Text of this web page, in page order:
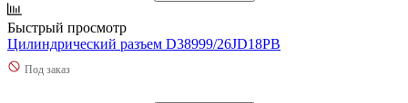
Быстрый просмотр
Цилиндрический разъем D38999/26JD18PB
Под заказ